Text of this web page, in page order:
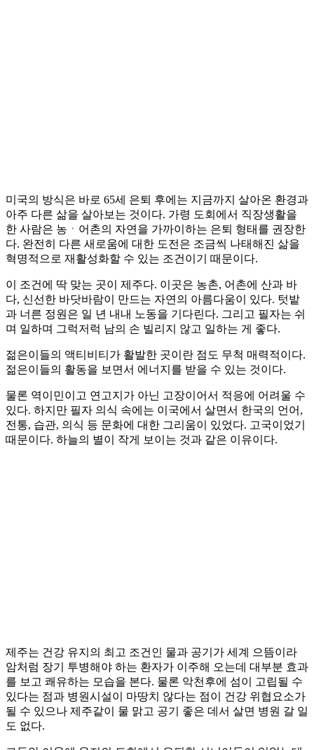
미국의 방식은 바로 65세 은퇴 후에는 지금까지 살아온 환경과
아주 다른 삶을 살아보는 것이다. 가령 도회에서 직장생활을
한 사람은 농ㆍ어촌의 자연을 가까이하는 은퇴 형태를 권장한
다. 완전히 다른 새로움에 대한 도전은 조금씩 나태해진 삶을
혁명적으로 재활성화할 수 있는 조건이기 때문이다.
이 조건에 딱 맞는 곳이 제주다. 이곳은 농촌, 어촌에 산과 바
다, 신선한 바닷바람이 만드는 자연의 아름다움이 있다. 텃밭
과 너른 정원은 일 년 내내 노동을 기다린다. 그리고 필자는 쉬
며 일하며 그럭저럭 남의 손 빌리지 않고 일하는 게 좋다.
젊은이들의 액티비티가 활발한 곳이란 점도 무척 매력적이다.
젊은이들의 활동을 보면서 에너지를 받을 수 있는 것이다.
물론 역이민이고 연고지가 아닌 고장이어서 적응에 어려울 수
있다. 하지만 필자 의식 속에는 이국에서 살면서 한국의 언어,
전통, 습관, 의식 등 문화에 대한 그리움이 있었다. 고국이었기
때문이다. 하늘의 별이 작게 보이는 것과 같은 이유이다.
제주는 건강 유지의 최고 조건인 물과 공기가 세계 으뜸이라
암처럼 장기 투병해야 하는 환자가 이주해 오는데 대부분 효과
를 보고 쾌유하는 모습을 본다. 물론 악천후에 섬이 고립될 수
있다는 점과 병원시설이 마땅치 않다는 점이 건강 위협요소가
될 수 있으나 제주같이 물 맑고 공기 좋은 데서 살면 병원 갈 일
도 없다.